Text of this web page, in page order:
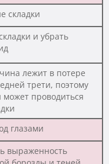
складки
и убрать
лежит в потере
трети, поэтому
может проводиться
глазами
выраженность